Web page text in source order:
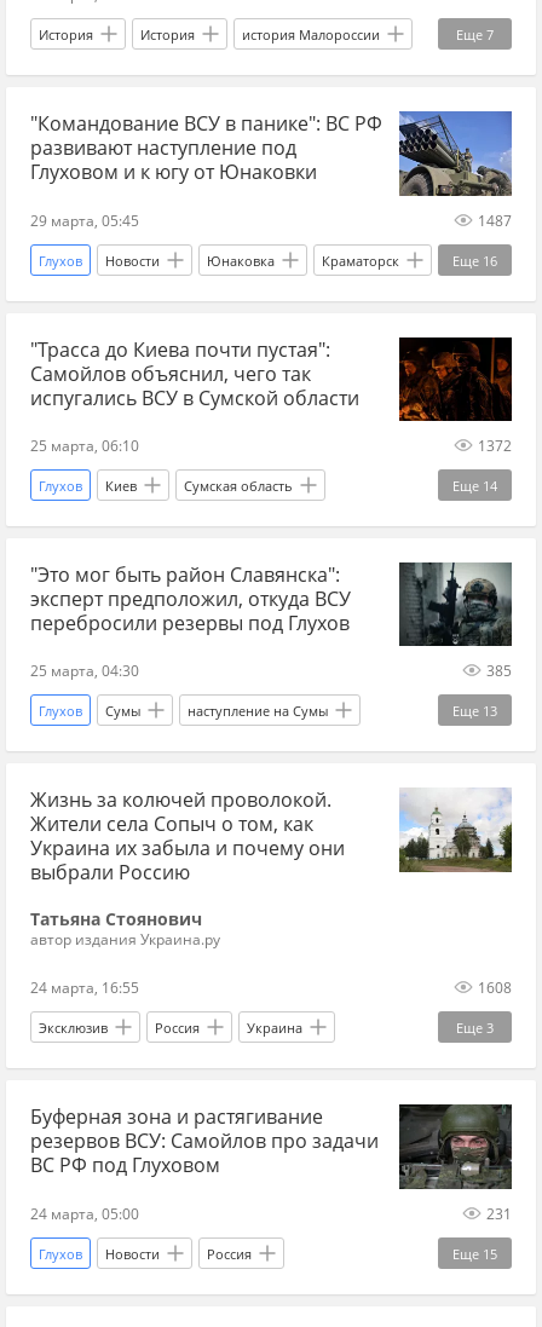
война война на Украине Еще 7
История История история Малороссии
история Украины Российская империя
XVIII век гетман Гетманщина
Петербургская академия наук Украина.ру
"Командование ВСУ в панике": ВС РФ
развивают наступление под
Глуховом и к югу от Юнаковки
29 марта, 05:45 1487
Еще 16
Глухов Новости Юнаковка Краматорск
Геннадий Алехин Сумы
наступление на Сумы Сумская область
Главные новости главное
СВО дзен новости СВО
прогнозы СВО война на Украине
Украина военный эксперт
"Трасса до Киева почти пустая":
Самойлов объяснил, чего так
испугались ВСУ в Сумской области
25 марта, 06:10 1372
Еще 14
Глухов Киев Сумская область
Самойлов Вооруженные силы Украины
Александр Коц Украина.ру
наступление ВС РФ наступление России
Главные новости
ракеты
"Это мог быть район Славянска":
эксперт предположил, откуда ВСУ
перебросили резервы под Глухов
25 марта, 04:30 385
Еще 13
Глухов Сумы наступление на Сумы
Славянск Украина Сумская область
Самойлов СВО дзен новости СВО
новости СВО сейчас новости СВО Россия
новости СВО прогнозы СВО
Главные новости главное
Жизнь за колючей проволокой.
Жители села Сопыч о том, как
Украина их забыла и почему они
выбрали Россию
Татьяна Стоянович
автор издания Украина.ру
24 марта, 16:55 1608
Еще 3
Эксклюзив Россия Украина
Брянская область беженцы
Сумская область
Буферная зона и растягивание
резервов ВСУ: Самойлов про задачи
ВС РФ под Глуховом
24 марта, 05:00 231
Еще 15
Глухов Новости Россия
Сумская область Самойлов